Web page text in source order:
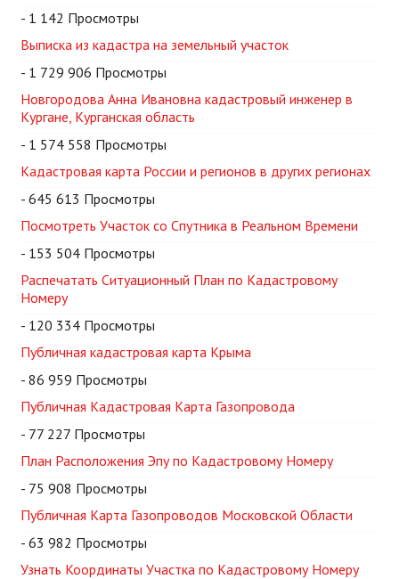
- 1 142 Просмотры
Выписка из кадастра на земельный участок
- 1 729 906 Просмотры
Новгородова Анна Ивановна кадастровый инженер в
Кургане, Курганская область
- 1 574 558 Просмотры
Кадастровая карта России и регионов в других регионах
- 645 613 Просмотры
Посмотреть Участок со Спутника в Реальном Времени
- 153 504 Просмотры
Распечатать Ситуационный План по Кадастровому
Номеру
- 120 334 Просмотры
Публичная кадастровая карта Крыма
- 86 959 Просмотры
Публичная Кадастровая Карта Газопровода
- 77 227 Просмотры
План Расположения Эпу по Кадастровому Номеру
- 75 908 Просмотры
Публичная Карта Газопроводов Московской Области
- 63 982 Просмотры
Узнать Координаты Участка по Кадастровому Номеру